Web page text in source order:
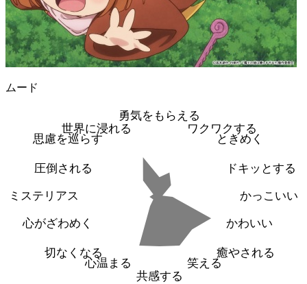
ムード
勇気をもらえる
ワクワクする
ときめく
ドキッとする
かっこいい
かわいい
癒やされる
笑える
共感する
心温まる
切なくなる
心がざわめく
ミステリアス
圧倒される
思慮を巡らす
世界に浸れる